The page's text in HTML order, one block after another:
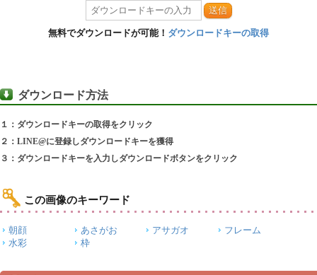
送信
無料でダウンロードが可能！ ダウンロードキーの取得
ダウンロード方法
１：ダウンロードキーの取得をクリック
２：LINE@に登録しダウンロードキーを獲得
３：ダウンロードキーを入力しダウンロードボタンをクリック
この画像のキーワード
朝顔 あさがお アサガオ
フレーム
水彩
枠